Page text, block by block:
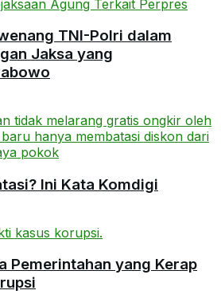
TNI-Polri dalam
Jaksa yang
Ini Kata Komdigi
Pemerintahan yang Kerap